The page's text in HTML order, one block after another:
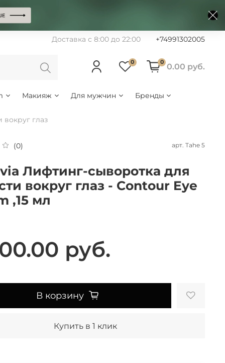
Доставка с 8:00 до 22:00 +74991302005
0 0 0.00 руб.
Макияж Для мужчин Бренды
глаз
(0) арт. Tahe 5
Лифтинг-сыворотка для
вокруг глаз - Contour Eye
,15 мл
руб.
В корзину
Купить в 1 клик